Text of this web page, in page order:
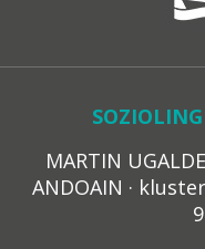
MARTIN
ANDOAIN ·